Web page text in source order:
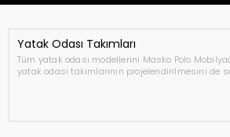
Yatak Odası Takımları
Tüm yatak odası modellerini Masko Polo
yatak odası takımlarının projelendirilmesini de